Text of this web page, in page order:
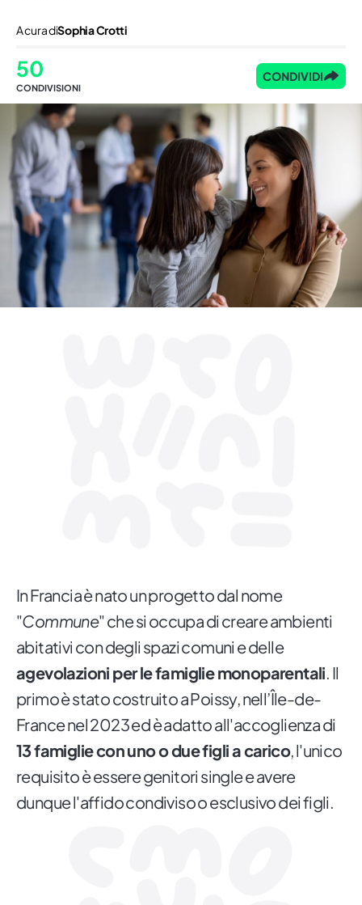
A cura diSophia Crotti
50
CONDIVISIONI
CONDIVIDI
In Francia è nato un progetto dal nome
"Commune" che si occupa di creare ambienti
abitativi con degli spazi comuni e delle
agevolazioni per le famiglie monoparentali. Il
primo è stato costruito a Poissy, nell’Île-de-
France nel 2023 ed è adatto all'accoglienza di
13 famiglie con uno o due figli a carico, l'unico
requisito è essere genitori single e avere
dunque l'affido condiviso o esclusivo dei figli.